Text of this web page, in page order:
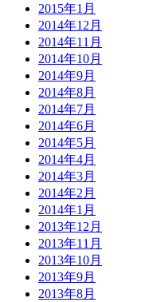
2015年1月
2014年12月
2014年11月
2014年10月
2014年9月
2014年8月
2014年7月
2014年6月
2014年5月
2014年4月
2014年3月
2014年2月
2014年1月
2013年12月
2013年11月
2013年10月
2013年9月
2013年8月